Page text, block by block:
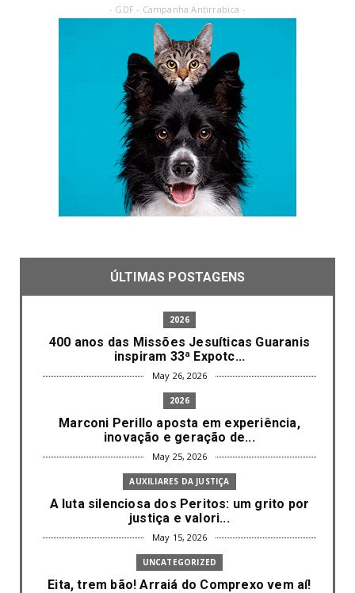
- GDF - Campanha Antirrabica -
ÚLTIMAS POSTAGENS
2026
400 anos das Missões Jesuíticas Guaranis
inspiram 33ª Expotc...
May 26, 2026
2026
Marconi Perillo aposta em experiência,
inovação e geração de...
May 25, 2026
AUXILIARES DA JUSTIÇA
A luta silenciosa dos Peritos: um grito por
justiça e valori...
May 15, 2026
UNCATEGORIZED
Eita, trem bão! Arraiá do Comprexo vem aí!